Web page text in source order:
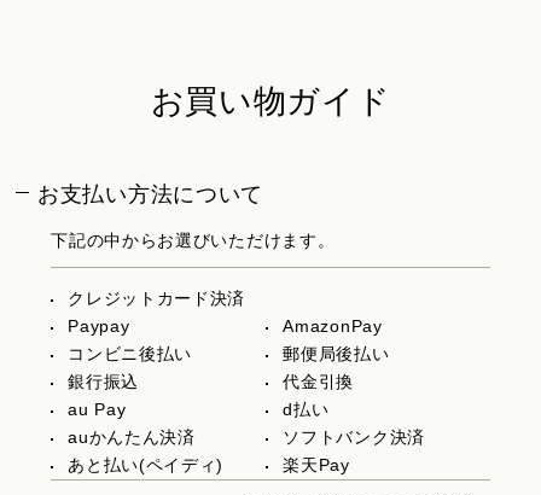
お買い物ガイド
お支払い方法について
下記の中からお選びいただけます。
クレジットカード決済
Paypay
AmazonPay
コンビニ後払い
郵便局後払い
銀行振込
代金引換
au Pay
d払い
auかんたん決済
ソフトバンク決済
あと払い(ペイディ)
楽天Pay